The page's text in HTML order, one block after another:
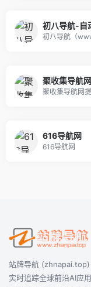
初八导航-自
初八导航（
聚收集导航
聚收集导航网
616导航网
616导航网
站牌导航 (zhnapai.top)
实时追踪全球前沿AI应